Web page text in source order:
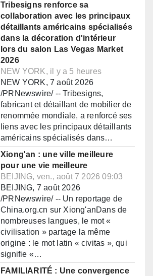
Tribesigns renforce sa
collaboration avec les principaux
détaillants américains spécialisés
dans la décoration d'intérieur
lors du salon Las Vegas Market
2026
NEW YORK, il y a 5 heures
NEW YORK, 7 août 2026
/PRNewswire/ -- Tribesigns,
fabricant et détaillant de mobilier de
renommée mondiale, a renforcé ses
liens avec les principaux détaillants
américains spécialisés dans…
Xiong'an : une ville meilleure
pour une vie meilleure
BEIJING, ven., août 7 2026 09:03
BEIJING, 7 août 2026
/PRNewswire/ -- Un reportage de
China.org.cn sur Xiong'anDans de
nombreuses langues, le mot «
civilisation » partage la même
origine : le mot latin « civitas », qui
signifie «…
FAMILIARITÉ : Une convergence